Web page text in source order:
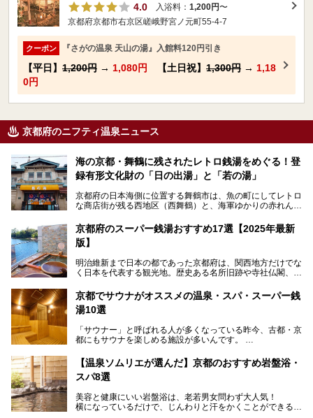
4.0
入浴料： 1,200円〜
京都府京都市右京区嵯峨野宮ノ元町55-4-7
クーポン 『さがの温泉 天山の湯』入館料120円引き
【平日】 1,200円 → 1,080円 【土日祝】 1,300円 → 1,18
0円
京都府のニフティ温泉ニュース
海の京都・舞鶴に残されたレトロ銭湯をめぐる！登
録有形文化財の「日の出湯」と「若の湯」
京都府の日本海側に位置する舞鶴市は、魚の町にしてレトロ
な商店街が残る西地区（西舞鶴）と、海軍ゆかりの赤れんが
ます。今回案内するのは西地区に今も残る2軒の銭湯「日の
出湯」と「若の湯」。いずれも国の登録有形文化財に指定さ
れた歴史ある建物でありながら、今も現役のお風呂屋さんで
漁師町や商店街で働く人々を支えてきたこの2軒の銭湯とと
ます。
───
この記事は京都府舞鶴市のPR記事です。
京都府のスーパー銭湯おすすめ17選【2025年最新
版】
明治維新まで日本の都であった京都府は、関西地方だけでな
く日本を代表する観光地。歴史ある名所旧跡や寺社仏閣、そ
今回は、そんな京都府で2025年現在おすすめのスーパー銭
湯を紹介します。
部でレジャー気分を満喫できる温泉施設まで、好みのスーパ
ー銭湯を探してみてくださいね。
京都でサウナがオススメの温泉・スパ・スーパー銭
湯10選
「サウナー」と呼ばれる人が多くなっている昨今、古都・京
都にもサウナを楽しめる施設が多いんです。
自分の好きなサウナを探すのもいいですが、さまざまなサウ
ナを体感してみたいですよね。
のある温浴施設を紹介します。
【温泉ソムリエが選んだ】京都のおすすめ岩盤浴・
スパ8選
美容と健康にいい岩盤浴は、老若男女問わず大人気！
横になっているだけで、じんわりと汗をかくことができるの